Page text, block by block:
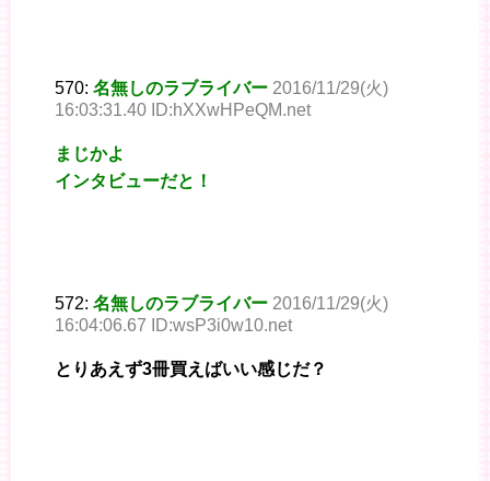
570: 名無しのラブライバー 2016/11/29(火)
16:03:31.40 ID:hXXwHPeQM.net
まじかよ
インタビューだと！
572: 名無しのラブライバー 2016/11/29(火)
16:04:06.67 ID:wsP3i0w10.net
とりあえず3冊買えばいい感じだ？